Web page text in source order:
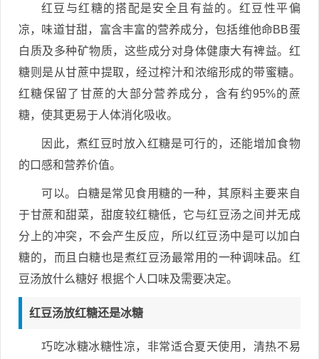
红豆与红糖的搭配是安全且有益的。红豆性平偏
凉，味道甘甜，富含丰富的营养成分，包括维他命BB蛋
白质及多种矿物质，这些成分对身体健康大有裨益。红
糖则是从甘蔗中提取，经过榨汁和浓缩形成的带蜜糖。
红糖保留了甘蔗的大部分营养成分，含有约95%的蔗
糖，使其更易于人体消化吸收。
因此，煮红豆时放入红糖是可行的，还能增加食物
的口感和营养价值。
可以。白糖是常见食用糖的一种，其原料主要来自
于甘蔗和甜菜，甜度较红糖低，它与红豆汤之间并无成
分上的冲突，不会产生反应，所以红豆汤中是可以加白
糖的，而且白糖也是煮红豆汤最常用的一种调味品。红
豆汤放什么糖好 根据个人口味及需要决定。
红豆汤放红糖还是冰糖
巧吃冰糖冰糖性凉，非常适合夏天使用，清热不易